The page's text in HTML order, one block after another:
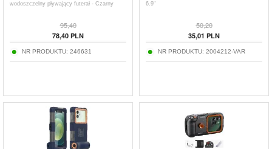
wodoszczelny pływający futerał - Czarny
95,40
78,40 PLN
NR PRODUKTU: 246631
6.9"
50,20
35,01 PLN
NR PRODUKTU: 2004212-VAR